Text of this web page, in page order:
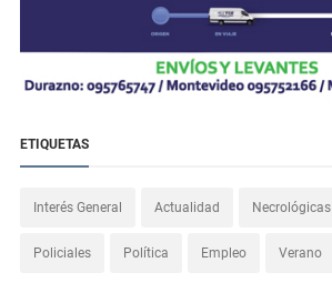
ETIQUETAS
Interés General Actualidad Necrológicas
Policiales Política Empleo Verano